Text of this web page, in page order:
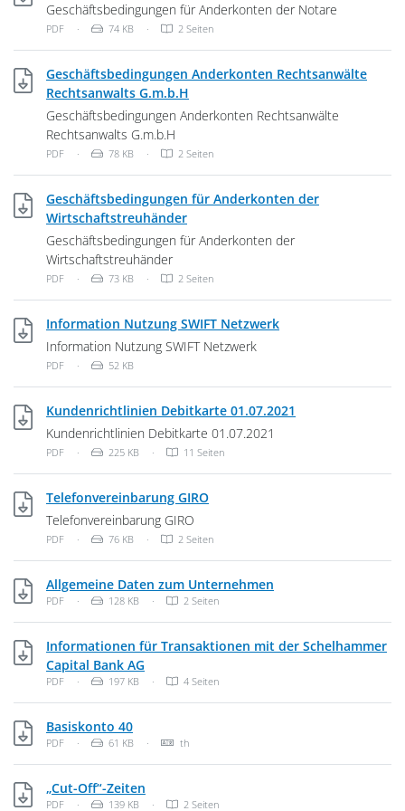
Geschäftsbedingungen für Anderkonten der Notare
Dateityp: PDF-Dokument
PDF · Dateigröße:
74 KB · 2 Seiten
Geschäftsbedingungen Anderkonten Rechtsanwälte
Rechtsanwalts G.m.b.H
Geschäftsbedingungen Anderkonten Rechtsanwälte
Rechtsanwalts G.m.b.H
Dateityp: PDF-Dokument
PDF · Dateigröße:
78 KB · 2 Seiten
Geschäftsbedingungen für Anderkonten der
WirtschaftstreuhänderPDF, 73 KB
Geschäftsbedingungen für Anderkonten der
Wirtschaftstreuhänder
Dateityp: PDF-Dokument
PDF · Dateigröße:
73 KB · 2 Seiten
Information Nutzung SWIFT NetzwerkPDF, 52 KB
Information Nutzung SWIFT Netzwerk
Dateityp: PDF-Dokument
PDF · Dateigröße:
52 KB
Kundenrichtlinien Debitkarte 01.07.2021
Kundenrichtlinien Debitkarte 01.07.2021
Dateityp: PDF-Dokument
PDF · Dateigröße:
225 KB · 11 Seiten
Telefonvereinbarung GIROPDF, 76 KB
Telefonvereinbarung GIRO
Dateityp: PDF-Dokument
PDF · Dateigröße:
76 KB · 2 Seiten
Allgemeine Daten zum Unternehmen
Dateityp: PDF-Dokument
PDF · Dateigröße:
128 KB · 2 Seiten
Informationen für Transaktionen mit der Schelhammer
Capital Bank AG
Dateityp: PDF-Dokument
PDF · Dateigröße:
197 KB · 4 Seiten
Basiskonto 40PDF, 61 KB
Dateityp: PDF-Dokument
PDF · Dateigröße:
61 KB · Sprache des Inhalts:
th
„Cut-Off“-Zeiten
Dateityp: PDF-Dokument
PDF · Dateigröße:
139 KB · 2 Seiten